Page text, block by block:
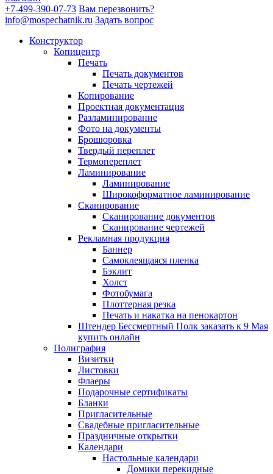
+7-499-390-07-73 Вам перезвонить?
info@mospechatnik.ru Задать вопрос
Конструктор
Копицентр
Печать
Печать документов
Печать чертежей
Копирование
Проектная документация
Разламинирование
Фото на документы
Брошюровка
Твердый переплет
Термопереплет
Ламинирование
Ламинирование
Широкоформатное ламинирование
Сканирование
Сканирование документов
Сканирование чертежей
Рекламная продукция
Баннер
Самоклеящаяся пленка
Бэклит
Холст
Фотобумага
Плоттерная резка
Печать и накатка на пенокартон
Штендер Бессмертный Полк заказать к 9 Мая
купить онлайн
Полиграфия
Визитки
Листовки
Флаеры
Подарочные сертификаты
Бланки
Пригласительные
Свадебные пригласительные
Праздничные открытки
Календари
Настольные календари
Домики перекидные